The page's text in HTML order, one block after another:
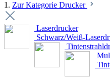
1. Zur Kategorie Drucker
Laserdrucker
Schwarz/Weiß-